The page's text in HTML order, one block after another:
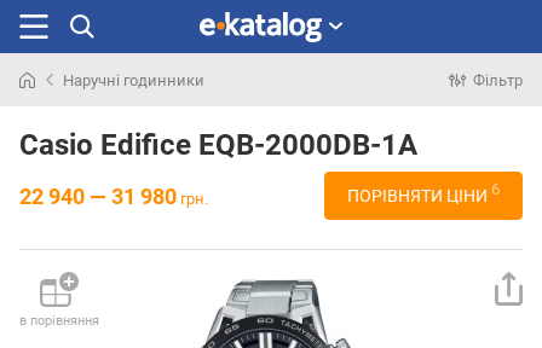
раніше
Наручні годинники Фільтр
Casio Edifice EQB-2000DB-1A
22 940 — 31 980 грн. ПОРІВНЯТИ ЦІНИ 6
в порівняння